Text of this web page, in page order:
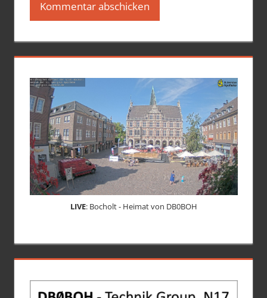
LIVE: Bocholt - Heimat von DB0BOH